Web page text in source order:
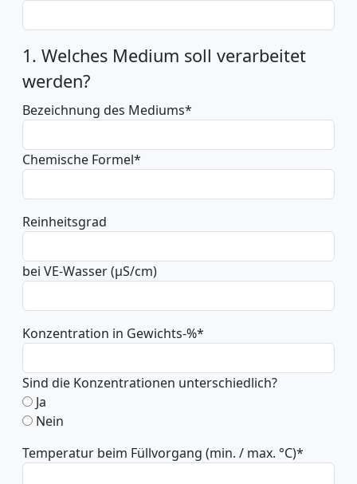
1. Welches Medium soll verarbeitet
werden?
Bezeichnung des Mediums*
Chemische Formel*
Reinheitsgrad
bei VE-Wasser (µS/cm)
Konzentration in Gewichts-%*
Sind die Konzentrationen unterschiedlich?
Ja
Nein
Temperatur beim Füllvorgang (min. / max. °C)*